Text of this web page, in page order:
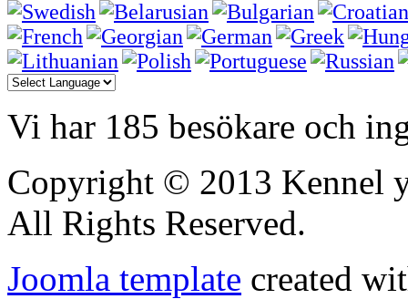
Vi har 185 besökare och
Copyright © 2013 Kennel
All Rights Reserved.
Joomla template created